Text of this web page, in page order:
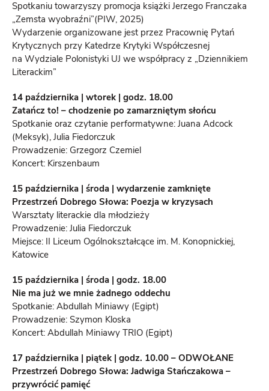
Spotkaniu towarzyszy promocja książki Jerzego Franczaka
„Zemsta wyobraźni”(PIW, 2025)
Wydarzenie organizowane jest przez Pracownię Pytań
Krytycznych przy Katedrze Krytyki Współczesnej
na Wydziale Polonistyki UJ we współpracy z „Dziennikiem
Literackim”
14 października | wtorek | godz. 18.00
Zatańcz to! – chodzenie po zamarzniętym słońcu
Spotkanie oraz czytanie performatywne: Juana Adcock
(Meksyk), Julia Fiedorczuk
Prowadzenie: Grzegorz Czemiel
Koncert: Kirszenbaum
15 października | środa | wydarzenie zamknięte
Przestrzeń Dobrego Słowa: Poezja w kryzysach
Warsztaty literackie dla młodzieży
Prowadzenie: Julia Fiedorczuk
Miejsce: II Liceum Ogólnokształcące im. M. Konopnickiej,
Katowice
15 października | środa | godz. 18.00
Nie ma już we mnie żadnego oddechu
Spotkanie: Abdullah Miniawy (Egipt)
Prowadzenie: Szymon Kloska
Koncert: Abdullah Miniawy TRIO (Egipt)
17 października | piątek | godz. 10.00 – ODWOŁANE
Przestrzeń Dobrego Słowa: Jadwiga Stańczakowa –
przywrócić pamięć